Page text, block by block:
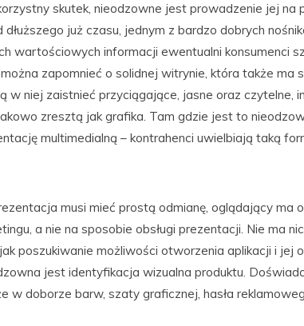
skutek, nieodzowne jest prowadzenie jej na
dłuższego już czasu, jednym z bardzo dobrych
wartościowych informacji ewentualni konsumenci
zapomnieć o solidnej witrynie, która także ma
w niej zaistnieć przyciągające, jasne oraz czytelne,
zresztą jak grafika. Tam gdzie jest to
multimedialną – kontrahenci uwielbiają taką
musi mieć prostą odmianę, oglądający ma
a nie na sposobie obsługi prezentacji. Nie ma
poszukiwanie możliwości otworzenia aplikacji i jej
jest identyfikacja wizualna produktu.
w doborze barw, szaty graficznej, hasła